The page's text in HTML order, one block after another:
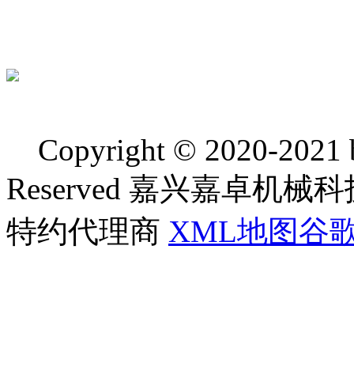
Copyright © 2020-2021
Reserved 嘉兴嘉卓机械
特约代理商 XML地图谷